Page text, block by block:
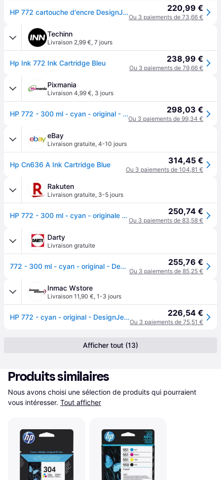
HP 772 cartouche d'encre DesignJet cyan, 300 ml 220,99 €
Ou 3 paiements de 73,66 €
Techinn
Livraison 2,99 €, 7 jours
Hp Ink 772 Ink Cartridge Bleu 238,99 €
Ou 3 paiements de 79,66 €
Pixmania
Livraison 4,99 €, 3 jours
HP 772 - 300 ml - cyan - original - DesignJet - cartouche d'encre - pour DesignJet HD Pro MFP, Z5200, Z5200 PostScript, Z5400 PostScript ePrinter - Neuf 298,03 €
Ou 3 paiements de 99,34 €
eBay
Livraison gratuite, 4-10 jours
Hp Cn636 A Ink Cartridge Blue 314,45 €
Ou 3 paiements de 104,81 €
Rakuten
Livraison gratuite, 3-5 jours
HP 772 - 300 ml - cyan - originale - cartouche d'encre - pour DesignJet HD Pro MFP, Z5200, Z5200 PostScript, Z5400 PostScript ePrinter 250,74 €
Ou 3 paiements de 83,58 €
Darty
Livraison gratuite
772 - 300 ml - cyan - original - DesignJet - cartouche d'encre - pour DesignJet HD Pro MFP, SD Pro MFP, Z5200 PostScript, Z5400 PostScript ePrinter 255,76 €
Ou 3 paiements de 85,25 €
Inmac Wstore
Livraison 11,90 €, 1-3 jours
HP 772 - cyan - original - DesignJet - cartouche d'encre 226,54 €
Ou 3 paiements de 75,51 €
Afficher tout (13)
Produits similaires
Nous avons choisi une sélection de produits qui pourraient
vous intéresser. Tout afficher